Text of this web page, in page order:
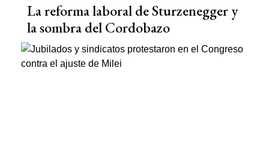
La reforma laboral de Sturzenegger y
la sombra del Cordobazo